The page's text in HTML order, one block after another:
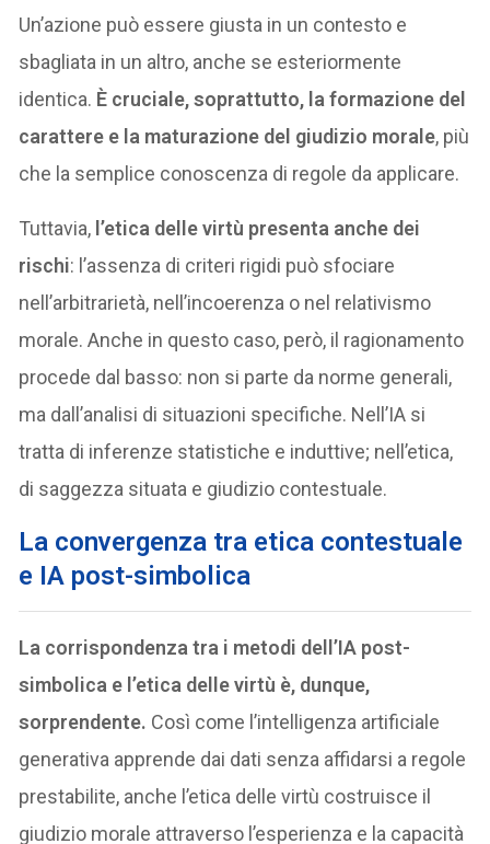
Un’azione può essere giusta in un contesto e
sbagliata in un altro, anche se esteriormente
identica. È cruciale, soprattutto, la formazione del
carattere e la maturazione del giudizio morale, più
che la semplice conoscenza di regole da applicare.
Tuttavia, l’etica delle virtù presenta anche dei
rischi: l’assenza di criteri rigidi può sfociare
nell’arbitrarietà, nell’incoerenza o nel relativismo
morale. Anche in questo caso, però, il ragionamento
procede dal basso: non si parte da norme generali,
ma dall’analisi di situazioni specifiche. Nell’IA si
tratta di inferenze statistiche e induttive; nell’etica,
di saggezza situata e giudizio contestuale.
La convergenza tra etica contestuale
e IA post-simbolica
La corrispondenza tra i metodi dell’IA post-
simbolica e l’etica delle virtù è, dunque,
sorprendente. Così come l’intelligenza artificiale
generativa apprende dai dati senza affidarsi a regole
prestabilite, anche l’etica delle virtù costruisce il
giudizio morale attraverso l’esperienza e la capacità